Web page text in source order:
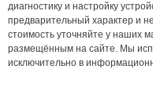
диагностику и настройку
предварительный характер и
стоимость уточняйте у наших
размещённым на сайте. Мы
исключительно в